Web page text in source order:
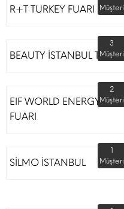
R+T TURKEY FUARI
Müşteri
BEAUTY İSTANBUL TÜYAP
3
Müşteri
EIF WORLD ENERGY
FUARI
2
Müşteri
SİLMO İSTANBUL
1
Müşteri